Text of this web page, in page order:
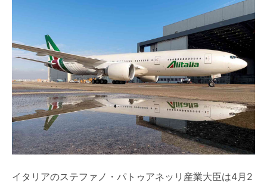
イタリアのステファノ・パトゥアネッリ産業大臣は4月2